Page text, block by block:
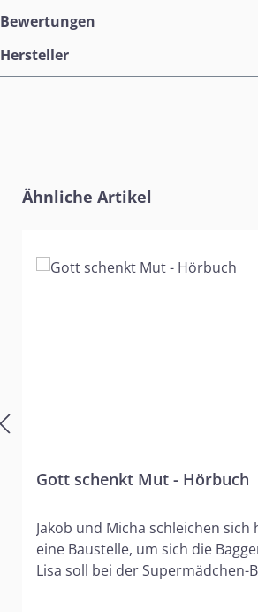
Bewertungen
Hersteller
Produktgalerie überspringen
Ähnliche Artikel
Gott schenkt Mut - Hörbuch
Jakob und Micha schleichen sich
eine Baustelle, um sich die
Lisa soll bei der Supermädchen-